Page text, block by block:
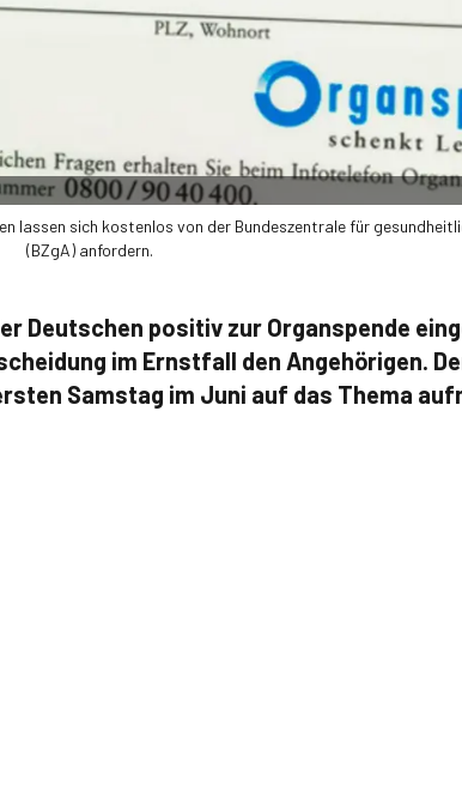
lassen sich kostenlos von der Bundeszentrale für
(BZgA) anfordern.
Deutschen positiv zur Organspende
im Ernstfall den Angehörigen.
Samstag im Juni auf das Thema